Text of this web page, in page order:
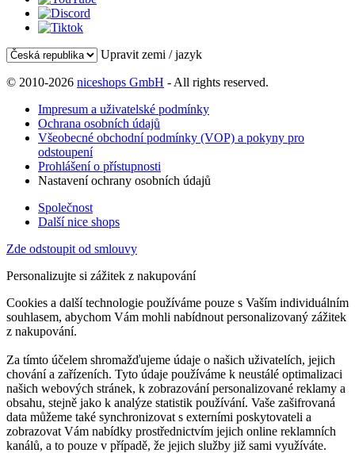
Upravit zemi / jazyk
© 2010-2026 niceshops GmbH - All rights reserved.
Impresum a uživatelské podmínky
Ochrana osobních údajů
Všeobecné obchodní podmínky (VOP) a pokyny pro
odstoupení
Prohlášení o přístupnosti
Nastavení ochrany osobních údajů
Společnost
Další nice shops
Zde odstoupit od smlouvy
Personalizujte si zážitek z nakupování
Cookies a další technologie používáme pouze s Vaším individuálním
souhlasem, abychom Vám mohli nabídnout personalizovaný zážitek
z nakupování.
Za tímto účelem shromažďujeme údaje o našich uživatelích, jejich
chování a zařízeních. Tyto údaje používáme k neustálé optimalizaci
našich webových stránek, k zobrazování personalizované reklamy a
obsahu, stejně jako k analýze statistik používání. Vaše zašifrovaná
data můžeme také synchronizovat s externími poskytovateli a
zobrazovat Vám nabídky prostřednictvím jejich online reklamních
kanálů, a to pouze v případě, že jejich služby již sami využíváte.